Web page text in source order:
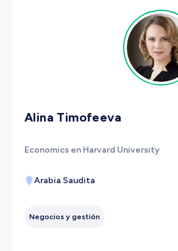
Alina Timofeeva
Economics en Harvard University
Arabia Saudita
Negocios y gestión